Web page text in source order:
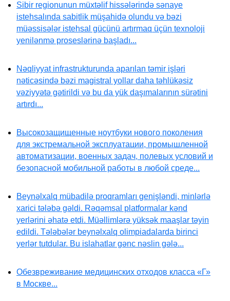
Sibir regionunun müxtəlif hissələrində sənaye
istehsalında sabitlik müşahidə olundu və bəzi
müəssisələr istehsal gücünü artırmaq üçün texnoloji
yenilənmə proseslərinə başladı...
Nəqliyyat infrastrukturunda aparılan təmir işləri
nəticəsində bəzi magistral yollar daha təhlükəsiz
vəziyyətə gətirildi və bu da yük daşımalarının sürətini
artırdı...
Высокозащищенные ноутбуки нового поколения
для экстремальной эксплуатации, промышленной
автоматизации, военных задач, полевых условий и
безопасной мобильной работы в любой среде...
Beynəlxalq mübadilə proqramları genişləndi, minlərlə
xarici tələbə gəldi. Rəqəmsal platformalar kənd
yerlərini əhatə etdi. Müəllimlərə yüksək maaşlar təyin
edildi. Tələbələr beynəlxalq olimpiadalarda birinci
yerlər tutdular. Bu islahatlar gənc nəslin gələ...
Обезвреживание медицинских отходов класса «Г»
в Москве...